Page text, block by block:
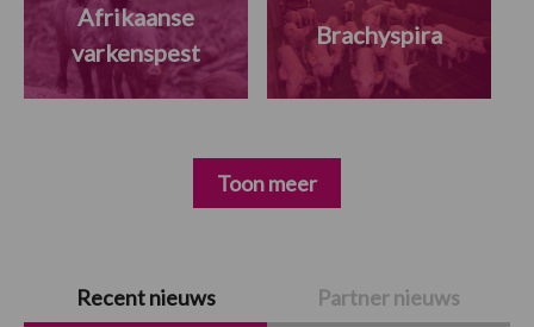
PrimaireRecent nieuws Partner nieuws
Afrikaanse
varkenspest
Brachyspira
Toon meer